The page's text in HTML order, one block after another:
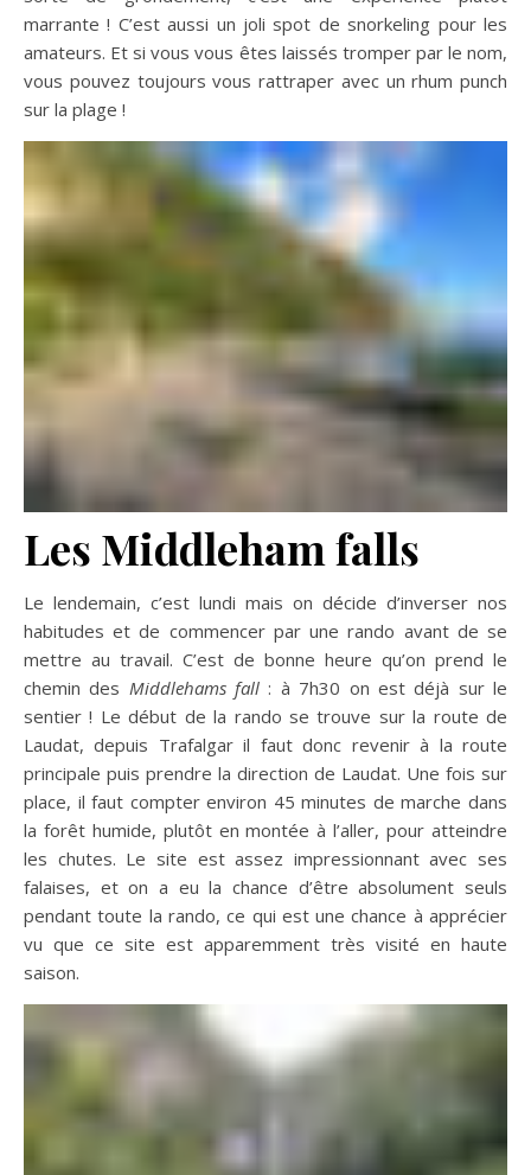
marrante ! C’est aussi un joli spot de snorkeling pour les
amateurs. Et si vous vous êtes laissés tromper par le nom,
vous pouvez toujours vous rattraper avec un rhum punch
sur la plage !
Les Middleham falls
Le lendemain, c’est lundi mais on décide d’inverser nos
habitudes et de commencer par une rando avant de se
mettre au travail. C’est de bonne heure qu’on prend le
chemin des Middlehams fall : à 7h30 on est déjà sur le
sentier ! Le début de la rando se trouve sur la route de
Laudat, depuis Trafalgar il faut donc revenir à la route
principale puis prendre la direction de Laudat. Une fois sur
place, il faut compter environ 45 minutes de marche dans
la forêt humide, plutôt en montée à l’aller, pour atteindre
les chutes. Le site est assez impressionnant avec ses
falaises, et on a eu la chance d’être absolument seuls
pendant toute la rando, ce qui est une chance à apprécier
vu que ce site est apparemment très visité en haute
saison.